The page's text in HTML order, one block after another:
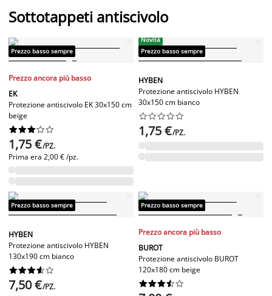
Sottotappeti antiscivolo
Prezzo basso sempre
Prezzo ancora più basso
EK
Protezione antiscivolo EK 30x150 cm
beige






1,75 €/PZ.
Prima era 2,00 € /pz.
Novità
Prezzo basso sempre
HYBEN
Protezione antiscivolo HYBEN
30x150 cm bianco






1,75 €/PZ.
Prezzo basso sempre
HYBEN
Protezione antiscivolo HYBEN
130x190 cm bianco






7,50 €/PZ.
Prezzo basso sempre
Prezzo ancora più basso
BUROT
Protezione antiscivolo BUROT
120x180 cm beige





